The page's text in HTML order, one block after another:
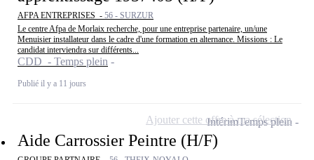
AFPA ENTREPRISES - 56 - SURZUR
Le centre Afpa de Morlaix recherche, pour une entreprise partenaire, un/une
Menuisier installateur dans le cadre d'une formation en alternance. Missions : Le
candidat interviendra sur différents...
CDD - Temps plein
Publié il y a 11 jours
Aide Carrossier Peintre (H/F)
IntérimTemps plein
Ajouter cette offre à ma sélection